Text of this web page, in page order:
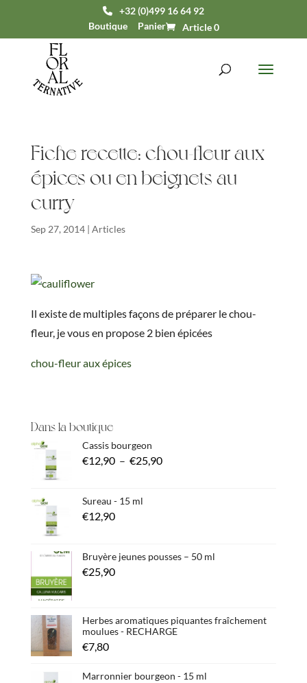
+32 (0)499 16 64 92
Boutique
Panier Article 0
Fiche recette: chou-fleur aux
épices ou en beignets au
curry
Sep 27, 2014| Articles
Il existe de multiples façons de préparer le chou-
fleur, je vous en propose 2 bien épicées
chou-fleur aux épices
Dans la boutique
Cassis bourgeon
€12,90 – €25,90Plage
€25,90
Sureau - 15 ml
€12,90
Bruyère jeunes pousses – 50 ml
€25,90
Herbes aromatiques piquantes fraîchement
moulues - RECHARGE
€7,80
Marronnier bourgeon - 15 ml